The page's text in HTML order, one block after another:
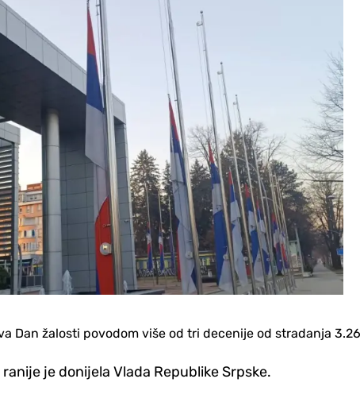
Dan žalosti povodom više od tri decenije od stradanja
je donijela Vlada Republike Srpske.